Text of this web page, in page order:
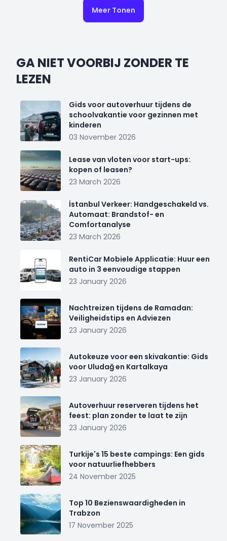
Meer Tonen
GA NIET VOORBIJ ZONDER TE
LEZEN
Gids voor autoverhuur tijdens de
schoolvakantie voor gezinnen met
kinderen
03 November 2026
Lease van vloten voor start-ups:
kopen of leasen?
23 March 2026
İstanbul Verkeer: Handgeschakeld vs.
Automaat: Brandstof- en
Comfortanalyse
23 March 2026
RentiCar Mobiele Applicatie: Huur een
auto in 3 eenvoudige stappen
23 January 2026
Nachtreizen tijdens de Ramadan:
Veiligheidstips en Adviezen
23 January 2026
Autokeuze voor een skivakantie: Gids
voor Uludağ en Kartalkaya
23 January 2026
Autoverhuur reserveren tijdens het
feest: plan zonder te laat te zijn
23 January 2026
Turkije's 15 beste campings: Een gids
voor natuurliefhebbers
24 November 2025
Top 10 Bezienswaardigheden in
Trabzon
17 November 2025